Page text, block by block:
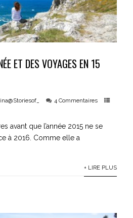
ET DES VOYAGES EN 15
4 Commentaires
avant que l’année 2015 ne se
à 2016. Comme elle a
+ LIRE PLUS